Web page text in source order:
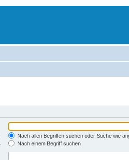
Nach allen Begriffen suchen oder Suche wie
Nach einem Begriff suchen